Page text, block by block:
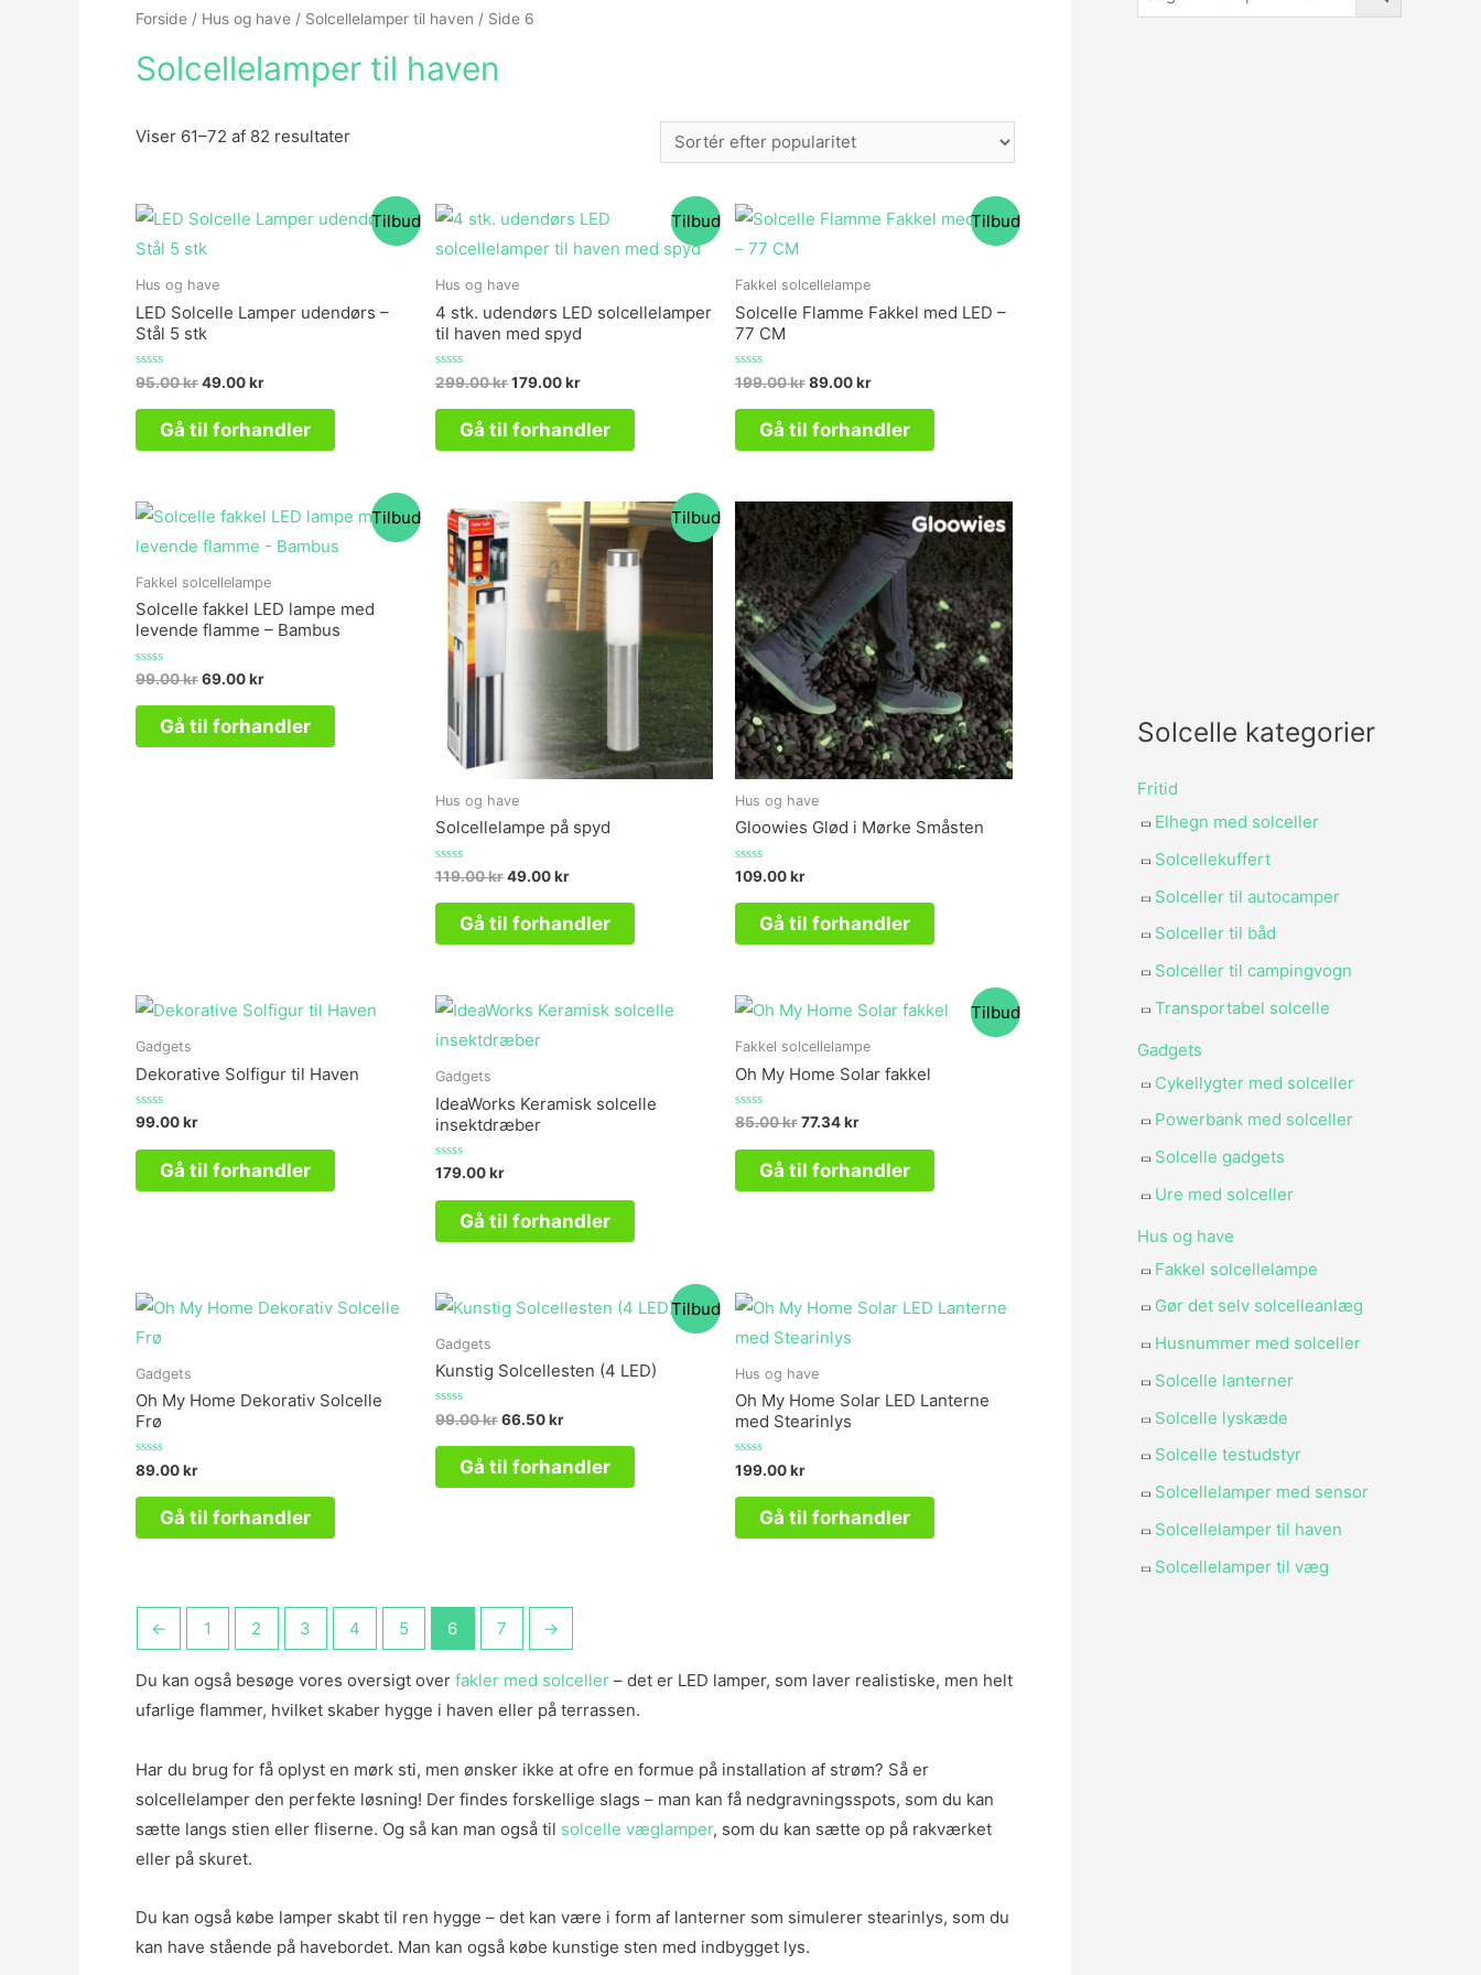
Forside / Hus og have / Solcellelamper til haven / Side 6
Solcellelamper til haven
Viser 61–72 af 82 resultater
Tilbud
Hus og have
LED Solcelle Lamper udendørs –
Stål 5 stk
Vurderet
0
ud
95.00kr49.00kr
Gå til forhandler
Tilbud
Hus og have
4 stk. udendørs LED solcellelamper
til haven med spyd
Vurderet
0
ud
299.00kr179.00kr
Gå til forhandler
Tilbud
Fakkel solcellelampe
Solcelle Flamme Fakkel med LED –
77 CM
Vurderet
0
ud
199.00kr89.00kr
Gå til forhandler
Tilbud
Fakkel solcellelampe
Solcelle fakkel LED lampe med
levende flamme – Bambus
Vurderet
ud
99.00kr69.00kr
Gå til forhandler
Tilbud
Hus og have
Solcellelampe på spyd
Vurderet
ud
119.00kr49.00kr
Gå til forhandler
Hus og have
Gloowies Glød i Mørke Småsten
Vurderet
ud
109.00kr
Gå til forhandler
Gadgets
Dekorative Solfigur til Haven
Vurderet
ud
99.00kr
Gå til forhandler
Gadgets
IdeaWorks Keramisk solcelle
insektdræber
Vurderet
ud
179.00kr
Gå til forhandler
Tilbud
Fakkel solcellelampe
Oh My Home Solar fakkel
Vurderet
ud
85.00kr77.34kr
Gå til forhandler
Gadgets
Oh My Home Dekorativ Solcelle
Frø
Vurderet
0
ud
89.00kr
Gå til forhandler
Tilbud
Gadgets
Kunstig Solcellesten (4 LED)
Vurderet
0
ud
99.00kr66.50kr
Gå til forhandler
Hus og have
Oh My Home Solar LED Lanterne
med Stearinlys
Vurderet
0
ud
199.00kr
Gå til forhandler
← 1 2 3 4 5 6 7 →
Du kan også besøge vores oversigt over fakler med solceller – det er LED lamper, som laver realistiske, men helt
ufarlige flammer, hvilket skaber hygge i haven eller på terrassen.
Har du brug for få oplyst en mørk sti, men ønsker ikke at ofre en formue på installation af strøm? Så er
solcellelamper den perfekte løsning! Der findes forskellige slags – man kan få nedgravningsspots, som du kan
sætte langs stien eller fliserne. Og så kan man også til solcelle væglamper, som du kan sætte op på rakværket
eller på skuret.
Du kan også købe lamper skabt til ren hygge – det kan være i form af lanterner som simulerer stearinlys, som du
kan have stående på havebordet. Man kan også købe kunstige sten med indbygget lys.
Solcelle kategorier
Fritid
Elhegn med solceller
Solcellekuffert
Solceller til autocamper
Solceller til båd
Solceller til campingvogn
Transportabel solcelle
Gadgets
Cykellygter med solceller
Powerbank med solceller
Solcelle gadgets
Ure med solceller
Hus og have
Fakkel solcellelampe
Gør det selv solcelleanlæg
Husnummer med solceller
Solcelle lanterner
Solcelle lyskæde
Solcelle testudstyr
Solcellelamper med sensor
Solcellelamper til haven
Solcellelamper til væg